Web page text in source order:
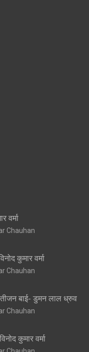
वर्मा
Chauhan
कुमार वर्मा
Chauhan
तीजन बाई- डुमन लाल ध्रुव
Chauhan
कुमार वर्मा